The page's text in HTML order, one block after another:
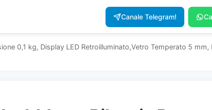
Canale Telegram!
0,1 kg, Display LED Retroilluminato,Vetro Temperato 5